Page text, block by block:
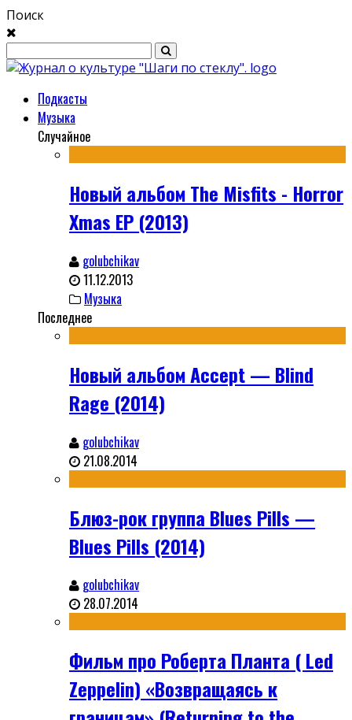
Поиск
Подкасты
Музыка
Случайное
Новый альбом The Misfits - Horror
Xmas EP (2013)
golubchikav
11.12.2013
Музыка
Последнее
Новый альбом Accept — Blind
Rage (2014)
golubchikav
21.08.2014
Блюз-рок группа Blues Pills —
Blues Pills (2014)
golubchikav
28.07.2014
Фильм про Роберта Планта ( Led
Zeppelin) «Возвращаясь к